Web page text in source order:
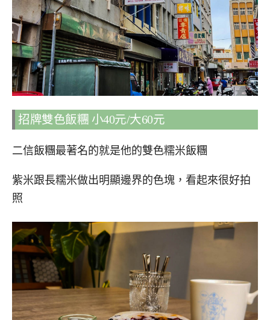
招牌雙色飯糰 小40元/大60元
二信飯糰最著名的就是他的雙色糯米飯糰
紫米跟長糯米做出明顯邊界的色塊，看起來很好拍
照